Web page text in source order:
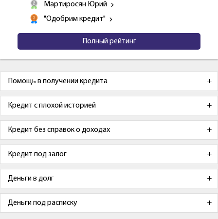
Мартиросян Юрий
"Одобрим кредит"
Полный рейтинг
Помощь в получении кредита
Кредит с плохой историей
Кредит без справок о доходах
Кредит под залог
Деньги в долг
Деньги под расписку